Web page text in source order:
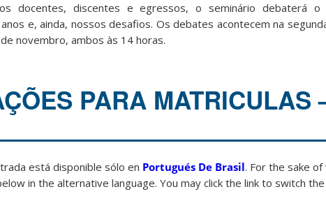
docentes, discentes e egressos, o seminário debaterá o
e, ainda, nossos desafios. Os debates acontecem na
novembro, ambos às 14 horas.
PARA MATRICULAS
está disponible sólo en Portugués De Brasil. For the sake
in the alternative language. You may click the link to switch